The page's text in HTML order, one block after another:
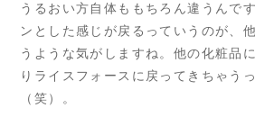
うるおい方自体ももちろん違うんで
ンとした感じが戻るっていうのが、
うような気がしますね。他の化粧品
りライスフォースに戻ってきちゃう
（笑）。